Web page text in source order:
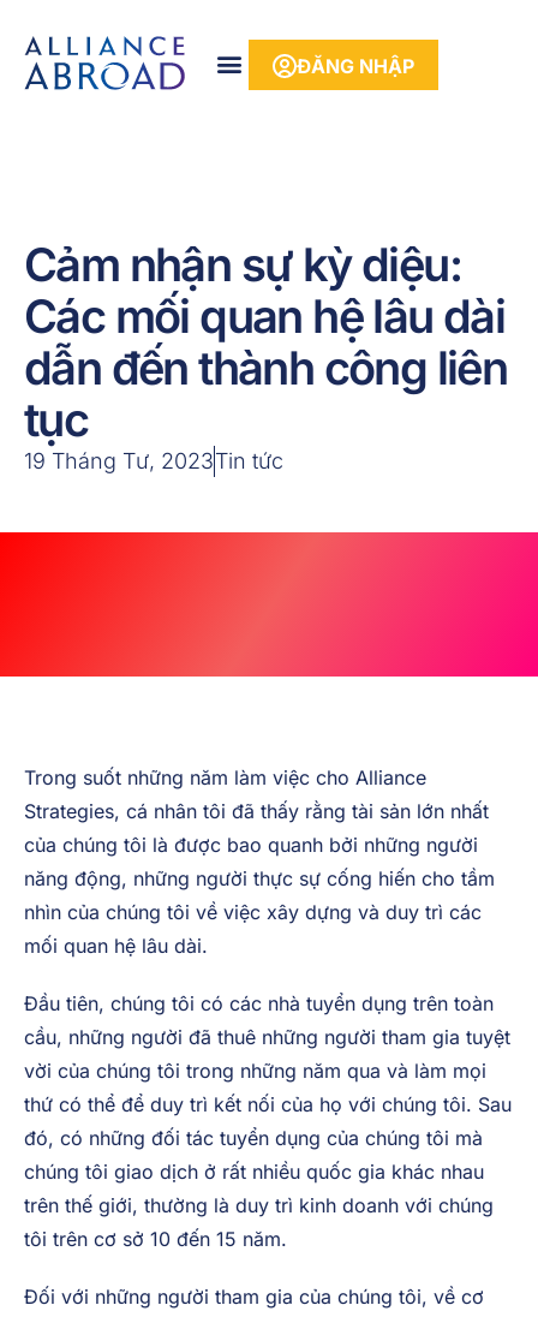
nội
dung
ĐĂNG NHẬP
Cảm nhận sự kỳ diệu:
Các mối quan hệ lâu dài
dẫn đến thành công liên
tục
19 Tháng Tư, 2023Tin tức
Trong suốt những năm làm việc cho Alliance
Strategies, cá nhân tôi đã thấy rằng tài sản lớn nhất
của chúng tôi là được bao quanh bởi những người
năng động, những người thực sự cống hiến cho tầm
nhìn của chúng tôi về việc xây dựng và duy trì các
mối quan hệ lâu dài.
Đầu tiên, chúng tôi có các nhà tuyển dụng trên toàn
cầu, những người đã thuê những người tham gia tuyệt
vời của chúng tôi trong những năm qua và làm mọi
thứ có thể để duy trì kết nối của họ với chúng tôi. Sau
đó, có những đối tác tuyển dụng của chúng tôi mà
chúng tôi giao dịch ở rất nhiều quốc gia khác nhau
trên thế giới, thường là duy trì kinh doanh với chúng
tôi trên cơ sở 10 đến 15 năm.
Đối với những người tham gia của chúng tôi, về cơ